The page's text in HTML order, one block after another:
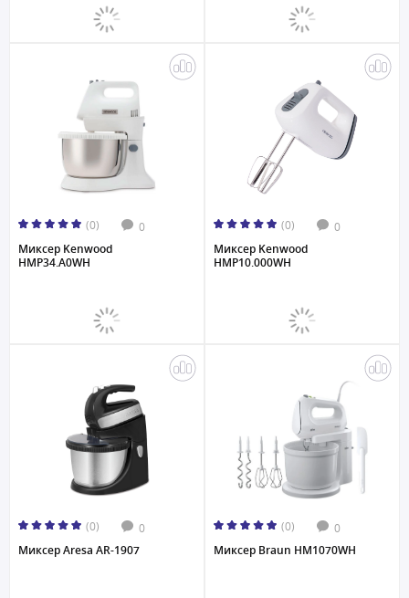
(0) 0
Миксер Kenwood
HMP34.A0WH
(0) 0
Миксер Kenwood
HMP10.000WH
(0) 0
Миксер Aresa AR-1907
(0) 0
Миксер Braun HM1070WH